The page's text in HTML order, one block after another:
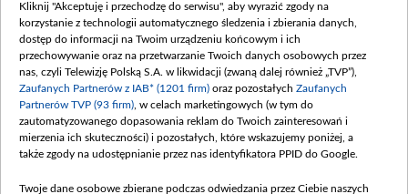
Procedura zgłoszeń wewnętrznych
Kliknij "Akceptuję i przechodzę do serwisu", aby wyrazić zgody na
korzystanie z technologii automatycznego śledzenia i zbierania danych,
dostęp do informacji na Twoim urządzeniu końcowym i ich
przechowywanie oraz na przetwarzanie Twoich danych osobowych przez
nas, czyli Telewizję Polską S.A. w likwidacji (zwaną dalej również „TVP”),
Zaufanych Partnerów z IAB* (1201 firm) oraz pozostałych Zaufanych
Partnerów TVP (93 firm) , w celach marketingowych (w tym do
zautomatyzowanego dopasowania reklam do Twoich zainteresowań i
mierzenia ich skuteczności) i pozostałych, które wskazujemy poniżej, a
także zgody na udostępnianie przez nas identyfikatora PPID do Google.
Twoje dane osobowe zbierane podczas odwiedzania przez Ciebie naszych